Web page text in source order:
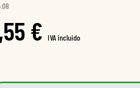
€ IVA incluido